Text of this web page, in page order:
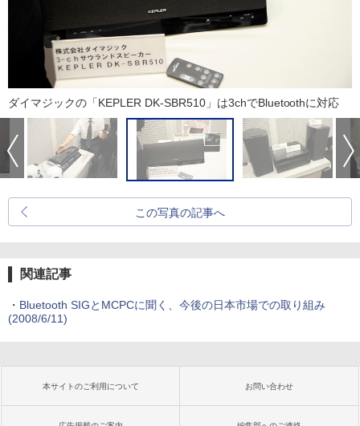
ダイマジックの「KEPLER DK-SBR510」は3chでBluetoothに対応
この写真の記事へ
関連記事
・ Bluetooth SIGとMCPCに聞く、今後の日本市場での取り組み
(2008/6/11)
本サイトのご利用について お問い合わせ